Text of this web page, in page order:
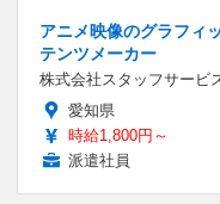
アニメ映像のグラフィ
テンツメーカー
株式会社スタッフサービ
愛知県
時給1,800円～
派遣社員